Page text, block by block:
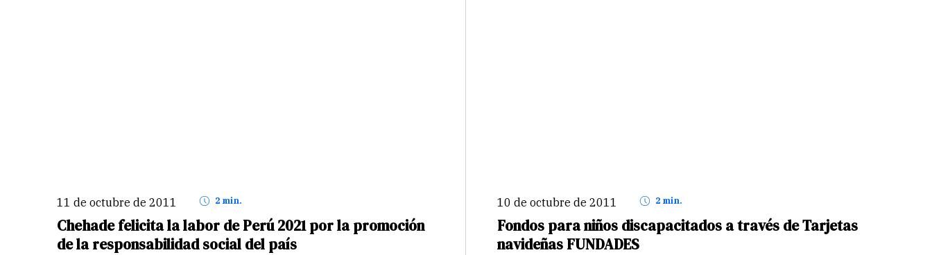
11 de octubre de 2011 2 min.
Chehade felicita la labor de Perú 2021 por la promoción
de la responsabilidad social del país
10 de octubre de 2011 2 min.
Fondos para niños discapacitados a través de Tarjetas
navideñas FUNDADES